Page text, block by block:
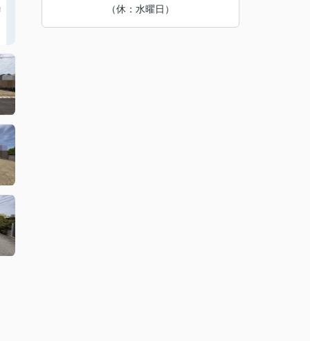
（休：水曜日）